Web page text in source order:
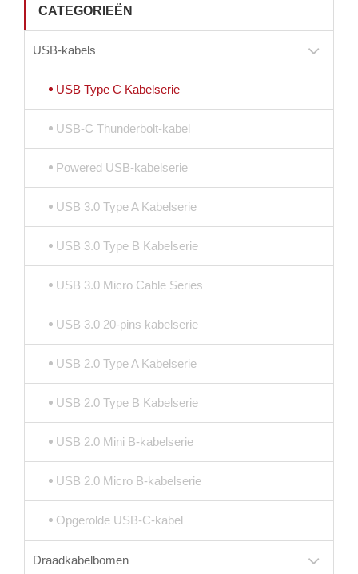
CATEGORIEËN
USB-kabels
USB Type C Kabelserie
USB-C Thunderbolt-kabel
Powered USB-kabelserie
USB 3.0 Type A Kabelserie
USB 3.0 Type B Kabelserie
USB 3.0 Micro Cable Series
USB 3.0 20-pins kabelserie
USB 2.0 Type A Kabelserie
USB 2.0 Type B Kabelserie
USB 2.0 Mini B-kabelserie
USB 2.0 Micro B-kabelserie
Opgerolde USB-C-kabel
Draadkabelbomen